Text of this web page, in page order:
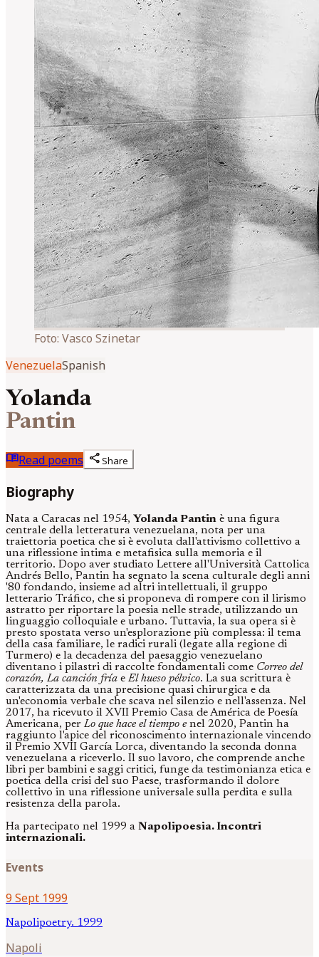
Foto: Vasco Szinetar
VenezuelaSpanish
Yolanda
Pantin
menu_bookRead poems shareShare
Biography
Nata a Caracas nel 1954, Yolanda Pantin è una figura
centrale della letteratura venezuelana, nota per una
traiettoria poetica che si è evoluta dall'attivismo collettivo a
una riflessione intima e metafisica sulla memoria e il
territorio. Dopo aver studiato Lettere all'Università Cattolica
Andrés Bello, Pantin ha segnato la scena culturale degli anni
'80 fondando, insieme ad altri intellettuali, il gruppo
letterario Tráfico, che si proponeva di rompere con il lirismo
astratto per riportare la poesia nelle strade, utilizzando un
linguaggio colloquiale e urbano. Tuttavia, la sua opera si è
presto spostata verso un'esplorazione più complessa: il tema
della casa familiare, le radici rurali (legate alla regione di
Turmero) e la decadenza del paesaggio venezuelano
diventano i pilastri di raccolte fondamentali come Correo del
corazón, La canción fría e El hueso pélvico. La sua scrittura è
caratterizzata da una precisione quasi chirurgica e da
un'economia verbale che scava nel silenzio e nell'assenza. Nel
2017, ha ricevuto il XVII Premio Casa de América de Poesía
Americana, per Lo que hace el tiempo enel 2020, Pantin ha
raggiunto l'apice del riconoscimento internazionale vincendo
il Premio XVII García Lorca, diventando la seconda donna
venezuelana a riceverlo. Il suo lavoro, che comprende anche
libri per bambini e saggi critici, funge da testimonianza etica e
poetica della crisi del suo Paese, trasformando il dolore
collettivo in una riflessione universale sulla perdita e sulla
resistenza della parola.
Ha partecipato nel 1999 a Napolipoesia. Incontri
internazionali.
Events
9 Sept 1999
Napolipoetry. 1999
Napoli